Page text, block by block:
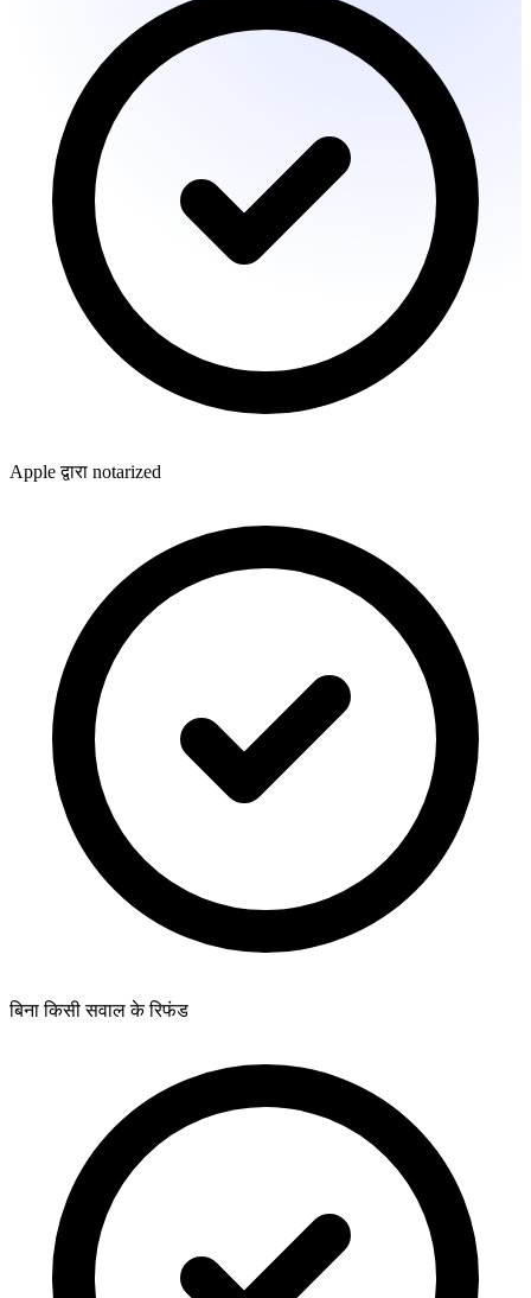
Apple द्वारा notarized
बिना किसी सवाल के रिफंड